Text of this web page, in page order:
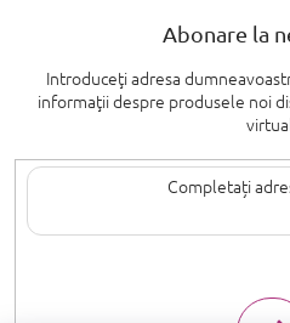
Abonare la
Introduceţi adresa
informaţii despre produsele noi